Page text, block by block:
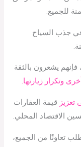
للجميع.
في جذب السياح
، فإنهم يشعرون بالثقة
وتكرار زيارتها.
تعزيز قيمة العقارات
الاقتصاد المحلي.
تعاونًا من الجميع،